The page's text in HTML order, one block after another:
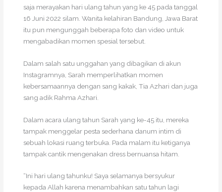
saja merayakan hari ulang tahun yang ke 45 pada tanggal
16 Juni 2022 silam. Wanita kelahiran Bandung, Jawa Barat
itu pun mengunggah beberapa foto dan video untuk
mengabadikan momen spesial tersebut.
Dalam salah satu unggahan yang dibagikan di akun
Instagramnya, Sarah memperlihatkan momen
kebersamaannya dengan sang kakak, Tia Azhari dan juga
sang adik Rahma Azhari.
Dalam acara ulang tahun Sarah yang ke-45 itu, mereka
tampak menggelar pesta sederhana danum intim di
sebuah lokasi ruang terbuka. Pada malam itu ketiganya
tampak cantik mengenakan dress bernuansa hitam.
“Ini hari ulang tahunku! Saya selamanya bersyukur
kepada Allah karena menambahkan satu tahun lagi